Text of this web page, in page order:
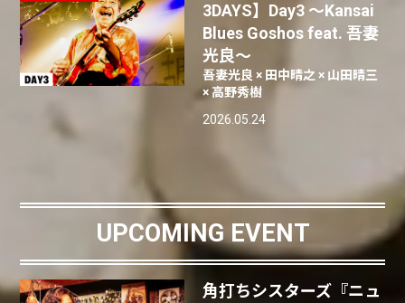
3DAYS】Day3 〜Kansai
Blues Goshos feat. 吾妻
光良〜
吾妻光良 × 田中晴之 × 山田晴三
× 高野秀樹
2026.05.24
UPCOMING EVENT
角打ちシスターズ『ニュ